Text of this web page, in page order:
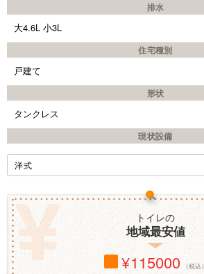
排水
大4.6L 小3L
住宅種別
戸建て
形状
タンクレス
現状設備
トイレの
地域最安値
115000 （税込）